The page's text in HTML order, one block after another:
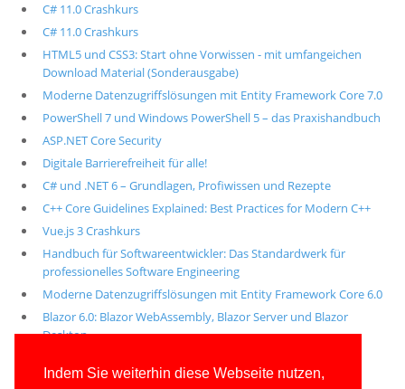
Indem Sie weiterhin diese Webseite nutzen,
C# 11.0 Crashkurs
C# 11.0 Crashkurs
HTML5 und CSS3: Start ohne Vorwissen - mit umfangeichen
Download Material (Sonderausgabe)
Moderne Datenzugriffslösungen mit Entity Framework Core 7.0
PowerShell 7 und Windows PowerShell 5 – das Praxishandbuch
ASP.NET Core Security
Digitale Barrierefreiheit für alle!
C# und .NET 6 – Grundlagen, Profiwissen und Rezepte
C++ Core Guidelines Explained: Best Practices for Modern C++
Vue.js 3 Crashkurs
Handbuch für Softwareentwickler: Das Standardwerk für
professionelles Software Engineering
Moderne Datenzugriffslösungen mit Entity Framework Core 6.0
Blazor 6.0: Blazor WebAssembly, Blazor Server und Blazor
Desktop
Alle unsere aktuellen Fachbücher